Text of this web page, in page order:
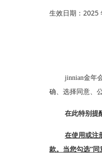
生效日期： 2025
jinnian金年会
确、选择同意
在此特别提醒
在使用或注
款。当您勾选“ 同